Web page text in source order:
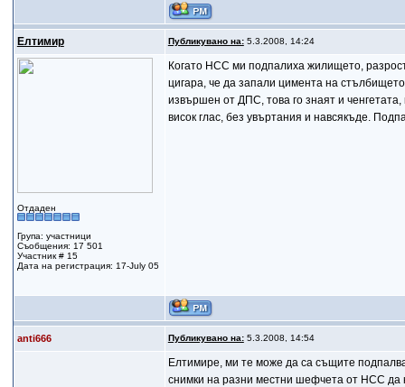
Eлтимир Публикувано на:5.3.2008, 14:24
Отдаден
Група: участници
Съобщения: 17 501
Участник # 15
Дата на регистрация: 17-July 05
Когато НСС ми подпалиха жилището,
цигара, че да запали цимента на
извършен от ДПС, това го знаят и
висок глас, без увъртания и навсякъде.
anti666 Публикувано на:5.3.2008, 14:54
Елтимире, ми те може да са същите
снимки на разни местни шефчета от НСС да